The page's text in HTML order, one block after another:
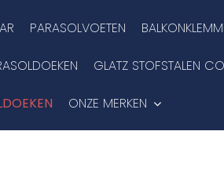
PARASOLVOETEN
GLATZ STOFSTALEN
ONZE MERKEN